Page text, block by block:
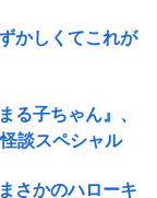
かしくてこれが
る子ちゃん』、
談スペシャル
さかのハローキ